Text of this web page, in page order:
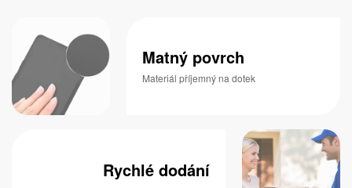
Matný povrch
Materiál příjemný na dotek
Rychlé dodání